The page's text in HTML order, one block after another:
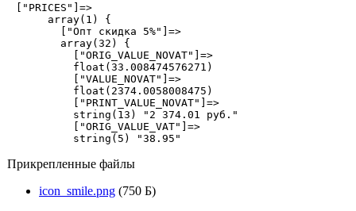
["PRICES"]=>
array(1) {
["Опт скидка 5%"]=>
array(32) {
["ORIG_VALUE_NOVAT"]=>
float(33.008474576271)
["VALUE_NOVAT"]=>
float(2374.0058008475)
["PRINT_VALUE_NOVAT"]=>
string(13) "2 374.01 руб."
["ORIG_VALUE_VAT"]=>
string(5) "38.95"
Прикрепленные файлы
icon_smile.png (750 Б)